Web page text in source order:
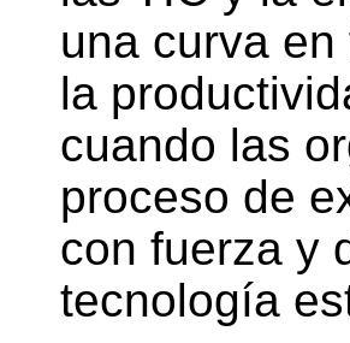
una curva
la
cuando las
proceso de
con fuerza y
tecnología